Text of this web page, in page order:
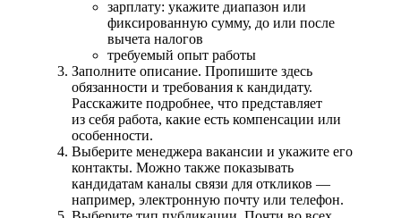
зарплату: укажите диапазон или
фиксированную сумму, до или после
вычета налогов
требуемый опыт работы
Заполните описание. Пропишите здесь
обязанности и требования к кандидату.
Расскажите подробнее, что представляет
из себя работа, какие есть компенсации или
особенности.
Выберите менеджера вакансии и укажите его
контакты. Можно также показывать
кандидатам каналы связи для откликов —
например, электронную почту или телефон.